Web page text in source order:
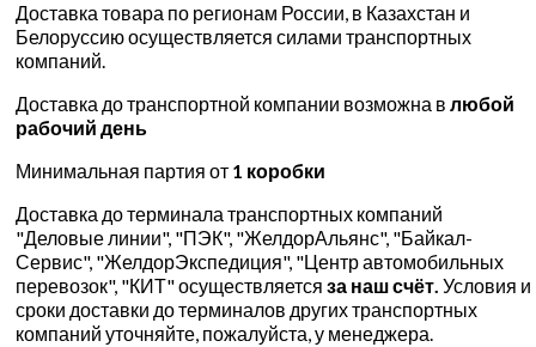
Доставка товара по регионам России, в Казахстан и
Белоруссию осуществляется силами транспортных
компаний.
Доставка до транспортной компании возможна в любой
рабочий день
Минимальная партия от 1 коробки
Доставка до терминала транспортных компаний
"Деловые линии", "ПЭК", "ЖелдорАльянс", "Байкал-
Сервис", "ЖелдорЭкспедиция", "Центр автомобильных
перевозок", "КИТ" осуществляется за наш счёт. Условия и
сроки доставки до терминалов других транспортных
компаний уточняйте, пожалуйста, у менеджера.